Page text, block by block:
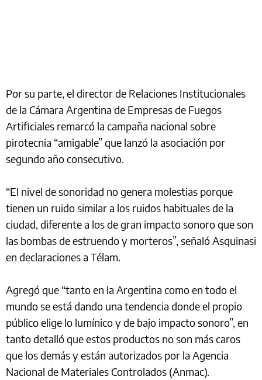
Por su parte, el director de Relaciones Institucionales
de la Cámara Argentina de Empresas de Fuegos
Artificiales remarcó la campaña nacional sobre
pirotecnia “amigable” que lanzó la asociación por
segundo año consecutivo.
“El nivel de sonoridad no genera molestias porque
tienen un ruido similar a los ruidos habituales de la
ciudad, diferente a los de gran impacto sonoro que son
las bombas de estruendo y morteros”, señaló Asquinasi
en declaraciones a Télam.
Agregó que “tanto en la Argentina como en todo el
mundo se está dando una tendencia donde el propio
público elige lo lumínico y de bajo impacto sonoro”, en
tanto detalló que estos productos no son más caros
que los demás y están autorizados por la Agencia
Nacional de Materiales Controlados (Anmac).